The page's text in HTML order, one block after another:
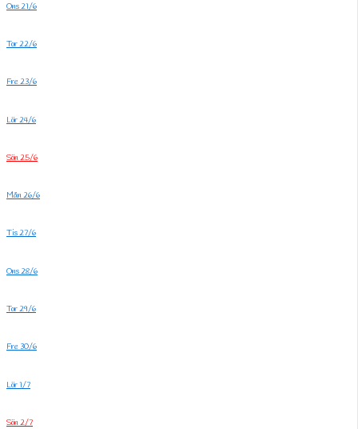
Ons 21/6
Tor 22/6
Fre 23/6
Lör 24/6
Sön 25/6
Mån 26/6
Tis 27/6
Ons 28/6
Tor 29/6
Fre 30/6
Lör 1/7
Sön 2/7